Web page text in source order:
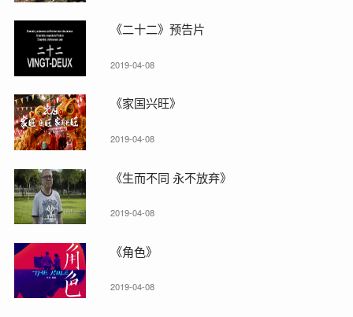
《二十二》预告片
2019-04-08
《家国兴旺》
2019-04-08
《生而不同 永不放弃》
2019-04-08
《角色》
2019-04-08